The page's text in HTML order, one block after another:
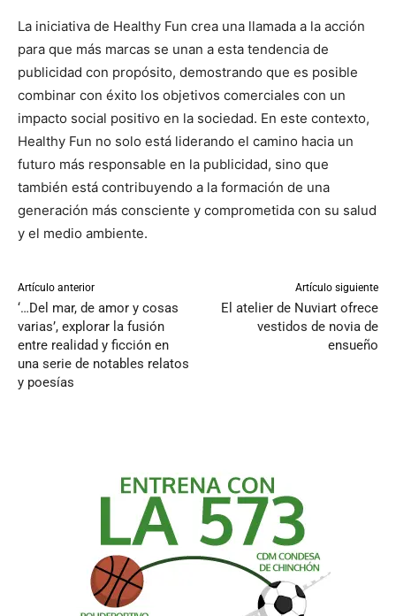
La iniciativa de Healthy Fun crea una llamada a la acción
para que más marcas se unan a esta tendencia de
publicidad con propósito, demostrando que es posible
combinar con éxito los objetivos comerciales con un
impacto social positivo en la sociedad. En este contexto,
Healthy Fun no solo está liderando el camino hacia un
futuro más responsable en la publicidad, sino que
también está contribuyendo a la formación de una
generación más consciente y comprometida con su salud
y el medio ambiente.
Artículo anterior
‘…Del mar, de amor y cosas
varias’, explorar la fusión
entre realidad y ficción en
una serie de notables relatos
y poesías
Artículo siguiente
El atelier de Nuviart ofrece
vestidos de novia de
ensueño